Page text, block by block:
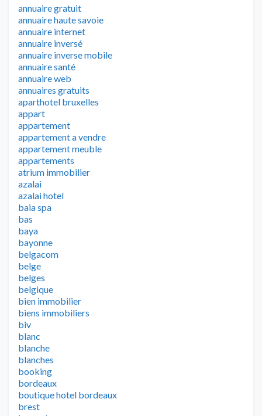
annuaire gratuit
annuaire haute savoie
annuaire internet
annuaire inversé
annuaire inverse mobile
annuaire santé
annuaire web
annuaires gratuits
aparthotel bruxelles
appart
appartement
appartement a vendre
appartement meuble
appartements
atrium immobilier
azalai
azalai hotel
baia spa
bas
baya
bayonne
belgacom
belge
belges
belgique
bien immobilier
biens immobiliers
biv
blanc
blanche
blanches
booking
bordeaux
boutique hotel bordeaux
brest